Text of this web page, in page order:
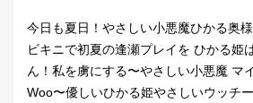
今日も夏日！やさしい小悪魔ひかる奥
ビキニで初夏の逢瀬プレイを ひかる姫
ん！私を虜にする〜やさしい小悪魔 マ
Woo〜優しいひかる姫やさしいウッチ